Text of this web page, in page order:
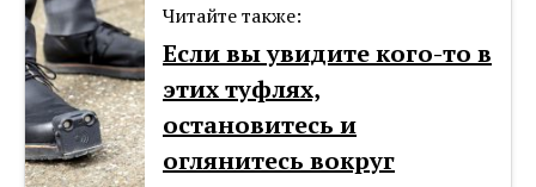
Читайте также:
Если вы увидите кого-то в
этих туфлях,
остановитесь и
оглянитесь вокруг